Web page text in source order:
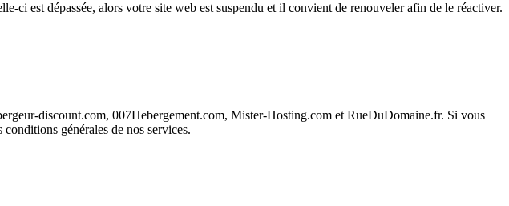
ci est dépassée, alors votre site web est suspendu et il convient de renouveler afin de le réactiver.
discount.com, 007Hebergement.com, Mister-Hosting.com et RueDuDomaine.fr. Si vous
générales de nos services.